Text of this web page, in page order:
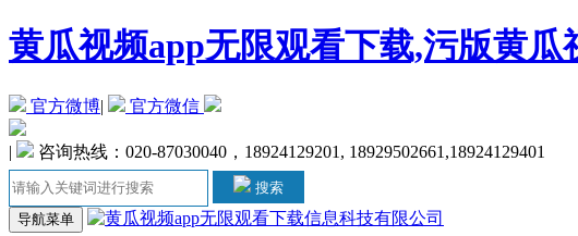
黄瓜视频app无限观看下载,污版黄
官方微博| 官方微信
| 咨询热线：020-87030040，18924129201, 18929502661,18924129401
搜索
导航菜单